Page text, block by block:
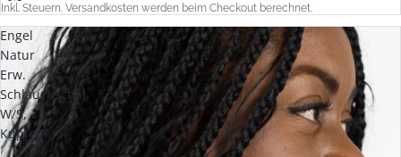
Inkl. Steuern. Versandkosten werden beim Checkout berechnet.
Engel
Natur
Erw.
Schlauchschal
W/S,
Kupfer